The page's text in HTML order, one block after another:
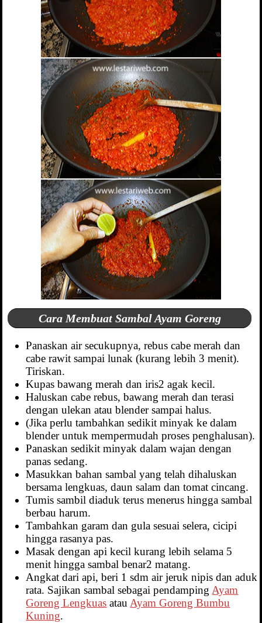
Cara Membuat Sambal Ayam Goreng
Panaskan air secukupnya, rebus cabe merah dan
cabe rawit sampai lunak (kurang lebih 3 menit).
Tiriskan.
Kupas bawang merah dan iris2 agak kecil.
Haluskan cabe rebus, bawang merah dan terasi
dengan ulekan atau blender sampai halus.
(Jika perlu tambahkan sedikit minyak ke dalam
blender untuk mempermudah proses penghalusan).
Panaskan sedikit minyak dalam wajan dengan
panas sedang.
Masukkan bahan sambal yang telah dihaluskan
bersama lengkuas, daun salam dan tomat cincang.
Tumis sambil diaduk terus menerus hingga sambal
berbau harum.
Tambahkan garam dan gula sesuai selera, cicipi
hingga rasanya pas.
Masak dengan api kecil kurang lebih selama 5
menit hingga sambal benar2 matang.
Angkat dari api, beri 1 sdm air jeruk nipis dan aduk
rata. Sajikan sambal sebagai pendampingAyam
Goreng Lengkuas atauAyam Goreng Bumbu
Kuning.